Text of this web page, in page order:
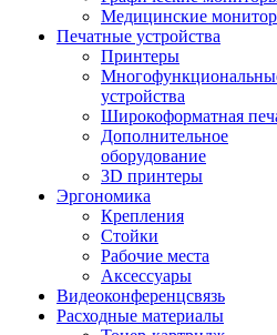
Медицинские
Печатные устройства
Принтеры
устройства
Широкоформатная
Дополнительное
оборудование
3D принтеры
Эргономика
Крепления
Стойки
Рабочие места
Аксессуары
Видеоконференцсвязь
Расходные материалы